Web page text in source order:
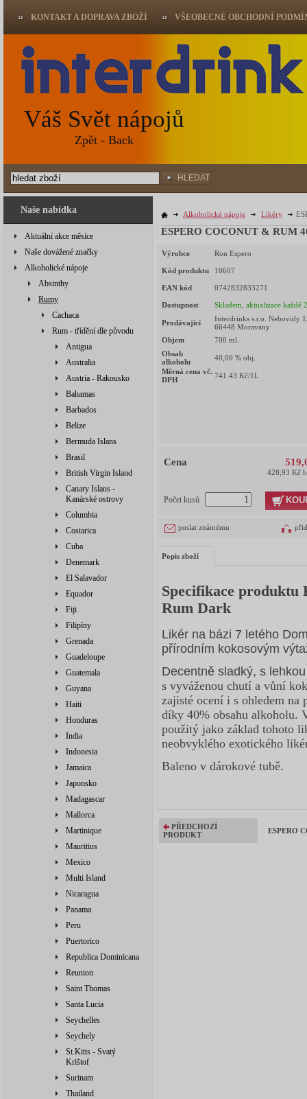
Naše nabídka
Aktuální akce měsíce
Naše dovážené značky
Alkoholické nápoje
Absinthy
Rumy
Cachaca
Rum - třídění dle původu
Antigua
Australia
Austria - Rakousko
Bahamas
Barbados
Belize
Bermuda Islans
Brasil
British Virgin Island
Canary Islans -
Kanárské ostrovy
Columbia
Costarica
Cuba
Denemark
El Salavador
Equador
Fiji
Filipíny
Grenada
Guadeloupe
Guatemala
Guyana
Haiti
Honduras
India
Indonesia
Jamaica
Japonsko
Madagascar
Mallorca
Martinique
Mauritius
Mexico
Multi Island
Nicaragua
Panama
Peru
Puertorico
Republica Dominicana
Reunion
Saint Thomas
Santa Lucia
Seychelles
Seychely
St.Kitts - Svatý
Krištof
Surinam
Thailand
Alkoholické nápoje Likéry
Výrobce Ron Espero
Kód produktu 10607
EAN kód 0742832833271
Dostupnost Skladem, aktualizace každé
Prodávající
Interdrinks s.r.o. Nebovidy
66448 Moravany
Objem
700 ml.
Obsah
alkoholu
40,00 % obj.
Měrná cena vč.
DPH
741.43 Kč/1L
Cena
428,93 Kč
Počet kusů
poslat známému
Popis zboží
Specifikace produktu
Rum Dark
Likér na bázi 7 letého
přírodním kokosovým
Decentně sladký, s
s vyváženou chutí a vůní
zajisté ocení i s ohledem na
díky 40% obsahu alkoholu.
použitý jako základ tohoto
neobvyklého exotického
Baleno v dárokové tubě.
PŘEDCHOZÍ
PRODUKT
ESPERO
KONTAKT A DOPRAVA ZBOŽÍ VŠEOBECNÉ OBCHODNÍ
Váš Svět nápojů
Zpět - Back
HLEDAT